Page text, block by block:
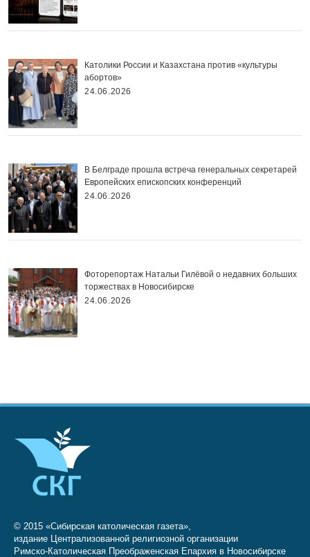
Католики России и Казахстана против «культуры
абортов»
24.06.2026
В Белграде прошла встреча генеральных секретарей
Европейских епископских конференций
24.06.2026
Фоторепортаж Натальи Гилёвой о недавних больших
торжествах в Новосибирске
24.06.2026
© 2015 «Сибирская католическая газета»,
издание Централизованной религиозной организации
Римско-Католическая Преображенская Епархия в Новосибирске